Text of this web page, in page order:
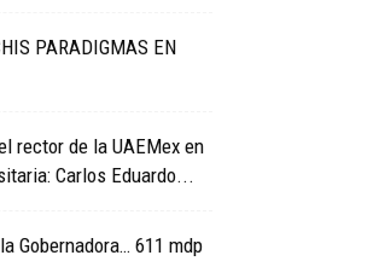
PARADIGMAS EN
rector de la UAEMex en
Carlos Eduardo...
Gobernadora… 611 mdp